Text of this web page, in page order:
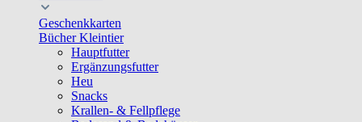
Geschenkkarten
Bücher Kleintier
Hauptfutter
Ergänzungsfutter
Heu
Snacks
Krallen- & Fellpflege